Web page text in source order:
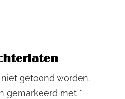
getoond worden.
gemarkeerd met *